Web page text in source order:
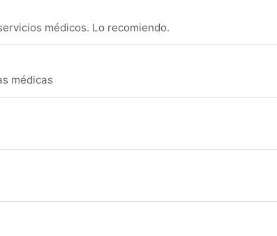
médicos. Lo recomiendo.
médicas